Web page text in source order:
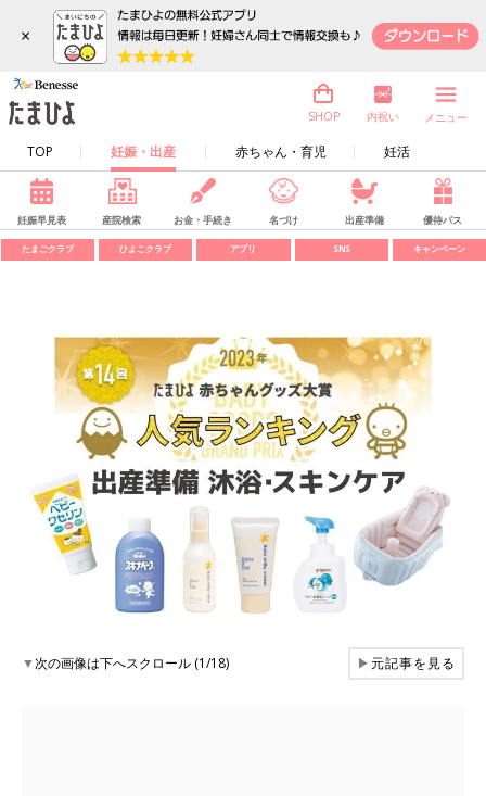
×
TOP 妊娠・出産 赤ちゃん・育児 妊活
SHOP 内祝い メニュー
妊娠早見表 産院検索 お金・手続き 名づけ 出産準備 優待パス
たまごクラブ ひよこクラブ アプリ SNS キャンペーン
▼次の画像は下へスクロール (1/18) ▶元記事を見る